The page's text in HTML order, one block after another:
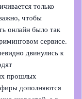
только
чтобы
онлайн было так
сервисе.
двинулись к
прошлых
дополняются